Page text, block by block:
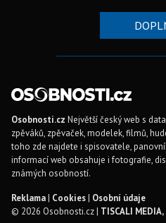
Osobnosti.cz Největší český web s
zpěváků, zpěvaček, modelek, filmů,
toho zde najdete i spisovatele,
informací web obsahuje i fotografie,
známých osobností.
Reklama| Cookies| Osobní údaje
© 2026 Osobnosti.cz | TISCALI MEDIA,